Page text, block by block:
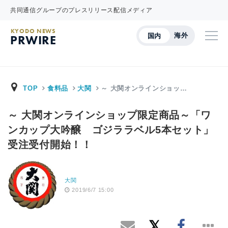
共同通信グループのプレスリリース配信メディア
国内 海外
KYODO NEWS
PRWIRE
TOP 食料品 大関 ～ 大関オンラインショッ…
～ 大関オンラインショップ限定商品～「ワ
ンカップ大吟醸 ゴジララベル5本セット」
受注受付開始！！
大関
2019/6/7 15:00